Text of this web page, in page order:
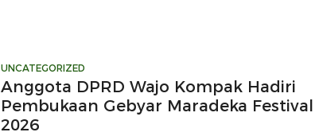
UNCATEGORIZED
Anggota DPRD Wajo Kompak Hadiri
Pembukaan Gebyar Maradeka Festival
2026